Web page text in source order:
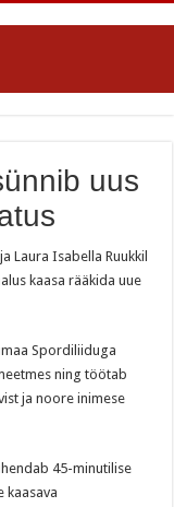
uus
Laura Isabella Ruukkil
kaasa rääkida uue
Spordiliiduga
ning töötab
ja noore inimese
45-minutilise
kaasava